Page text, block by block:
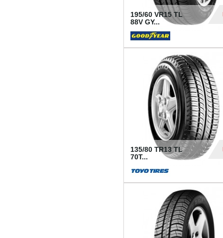
195/60 VR15 TL
88V GY...
135/80 TR13 TL
70T...